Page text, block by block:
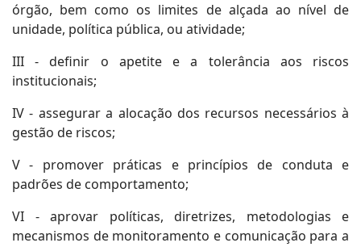
órgão, bem como os limites de alçada ao nível de
unidade, política pública, ou atividade;
III - definir o apetite e a tolerância aos riscos
institucionais;
IV - assegurar a alocação dos recursos necessários à
gestão de riscos;
V - promover práticas e princípios de conduta e
padrões de comportamento;
VI - aprovar políticas, diretrizes, metodologias e
mecanismos de monitoramento e comunicação para a